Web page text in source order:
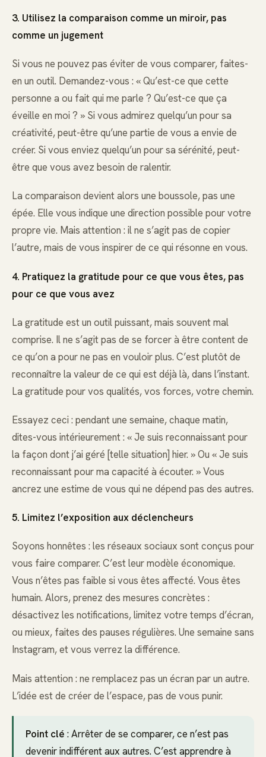
3. Utilisez la comparaison comme un miroir, pas
comme un jugement
Si vous ne pouvez pas éviter de vous comparer, faites-
en un outil. Demandez-vous : « Qu’est-ce que cette
personne a ou fait qui me parle ? Qu’est-ce que ça
éveille en moi ? » Si vous admirez quelqu’un pour sa
créativité, peut-être qu’une partie de vous a envie de
créer. Si vous enviez quelqu’un pour sa sérénité, peut-
être que vous avez besoin de ralentir.
La comparaison devient alors une boussole, pas une
épée. Elle vous indique une direction possible pour votre
propre vie. Mais attention : il ne s’agit pas de copier
l’autre, mais de vous inspirer de ce qui résonne en vous.
4. Pratiquez la gratitude pour ce que vous êtes, pas
pour ce que vous avez
La gratitude est un outil puissant, mais souvent mal
comprise. Il ne s’agit pas de se forcer à être content de
ce qu’on a pour ne pas en vouloir plus. C’est plutôt de
reconnaître la valeur de ce qui est déjà là, dans l’instant.
La gratitude pour vos qualités, vos forces, votre chemin.
Essayez ceci : pendant une semaine, chaque matin,
dites-vous intérieurement : « Je suis reconnaissant pour
la façon dont j’ai géré [telle situation] hier. » Ou « Je suis
reconnaissant pour ma capacité à écouter. » Vous
ancrez une estime de vous qui ne dépend pas des autres.
5. Limitez l’exposition aux déclencheurs
Soyons honnêtes : les réseaux sociaux sont conçus pour
vous faire comparer. C’est leur modèle économique.
Vous n’êtes pas faible si vous êtes affecté. Vous êtes
humain. Alors, prenez des mesures concrètes :
désactivez les notifications, limitez votre temps d’écran,
ou mieux, faites des pauses régulières. Une semaine sans
Instagram, et vous verrez la différence.
Mais attention : ne remplacez pas un écran par un autre.
L’idée est de créer de l’espace, pas de vous punir.
Point clé : Arrêter de se comparer, ce n’est pas
devenir indifférent aux autres. C’est apprendre à